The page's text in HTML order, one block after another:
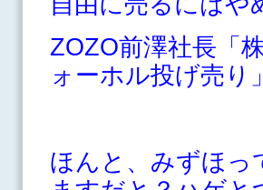
ZOZO前澤社長「
ォーホル投げ売り
ほんと、みずほっ